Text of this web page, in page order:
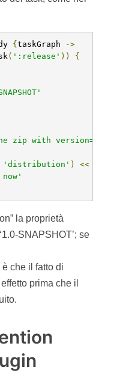
{ taskGraph
->
( ':release' ))
{
zip with
'distribution' ) <<
la proprietà
SNAPSHOT’; se
che il fatto di
prima che il